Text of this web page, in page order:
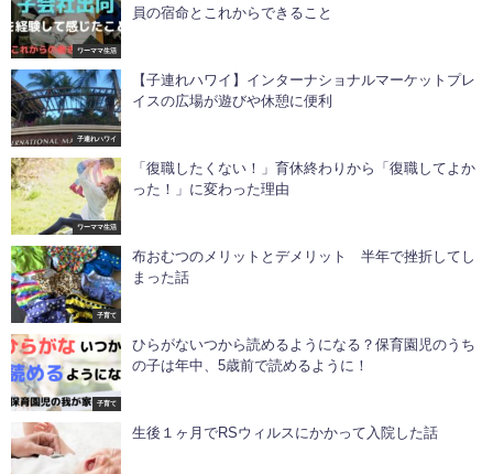
ワーママ生活
員の宿命とこれからできること
子連れハワイ
【子連れハワイ】インターナショナルマーケットプレ
イスの広場が遊びや休憩に便利
ワーママ生活
「復職したくない！」育休終わりから「復職してよか
った！」に変わった理由
子育て
布おむつのメリットとデメリット 半年で挫折してし
まった話
子育て
ひらがないつから読めるようになる？保育園児のうち
の子は年中、5歳前で読めるように！
生後１ヶ月でRSウィルスにかかって入院した話